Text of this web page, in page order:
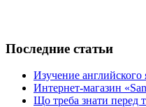
Последние статьи
Изучение английского
Интернет-магазин
Що треба знати перед